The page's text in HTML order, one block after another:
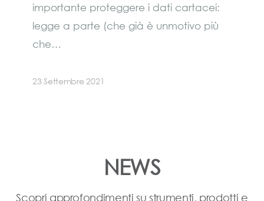
importante proteggere i dati cartacei:
legge a parte (che già è unmotivo più
che…
23 Settembre 2021
NEWS
Scopri approfondimenti su strumenti, prodotti e